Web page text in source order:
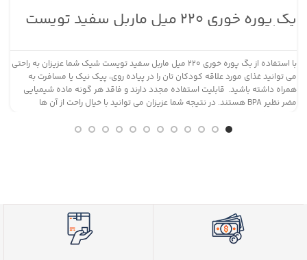
بگ پوره خوری ۲۲۰ میل ماربل سفید تویست
شیک
با استفاده از بگ پوره خوری ۲۲۰ میل ماربل سفید تویست شیک شما عزیزان به راحتی
می توانید غذای مورد علاقه کودکان تان را در پیاده روی، پیک نیک یا مسافرت به
همراه داشته باشید. قابلیت استفاده مجدد دارند و فاقد هر گونه ماده شیمیایی
مضر نظیر BPA هستند. در نتیجه شما عزیزان می توانید با خیال راحت از آن ها